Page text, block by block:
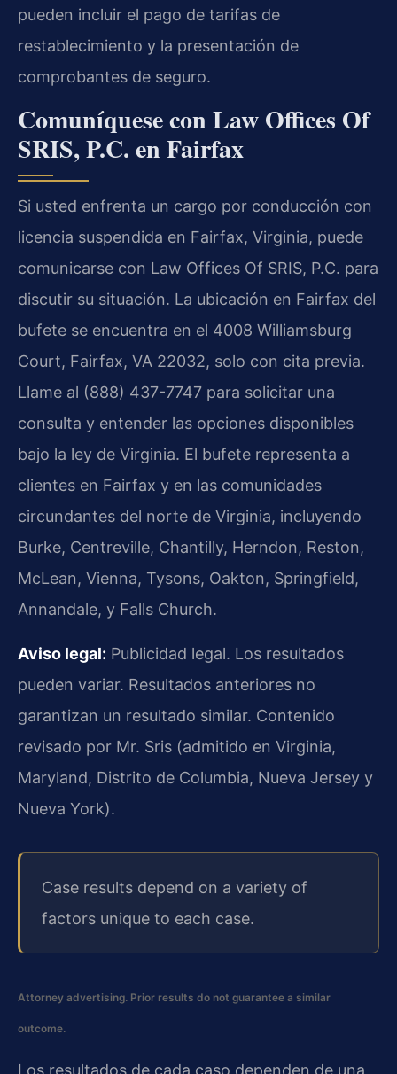
pueden incluir el pago de tarifas de
restablecimiento y la presentación de
comprobantes de seguro.
Comuníquese con Law Offices Of
SRIS, P.C. en Fairfax
Si usted enfrenta un cargo por conducción con
licencia suspendida en Fairfax, Virginia, puede
comunicarse con Law Offices Of SRIS, P.C. para
discutir su situación. La ubicación en Fairfax del
bufete se encuentra en el 4008 Williamsburg
Court, Fairfax, VA 22032, solo con cita previa.
Llame al (888) 437-7747 para solicitar una
consulta y entender las opciones disponibles
bajo la ley de Virginia. El bufete representa a
clientes en Fairfax y en las comunidades
circundantes del norte de Virginia, incluyendo
Burke, Centreville, Chantilly, Herndon, Reston,
McLean, Vienna, Tysons, Oakton, Springfield,
Annandale, y Falls Church.
Aviso legal: Publicidad legal. Los resultados
pueden variar. Resultados anteriores no
garantizan un resultado similar. Contenido
revisado por Mr. Sris (admitido en Virginia,
Maryland, Distrito de Columbia, Nueva Jersey y
Nueva York).
Case results depend on a variety of
factors unique to each case.
Attorney advertising. Prior results do not guarantee a similar
outcome.
Los resultados de cada caso dependen de una